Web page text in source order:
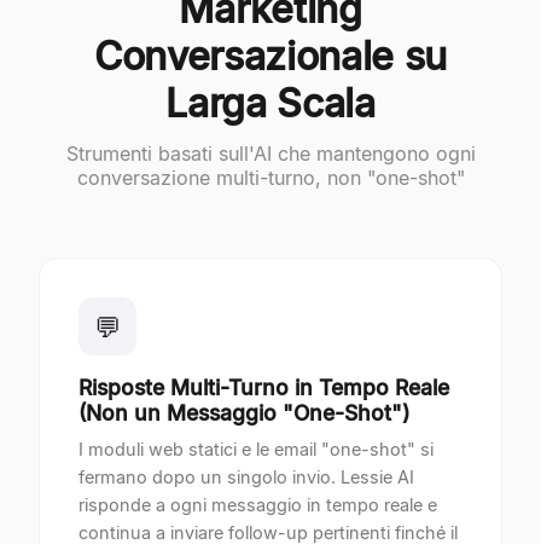
Conversazionale su
Larga Scala
Strumenti basati sull'AI che mantengono ogni
conversazione multi-turno, non "one-shot"
💬
Risposte Multi-Turno in Tempo Reale
(Non un Messaggio "One-Shot")
I moduli web statici e le email "one-shot" si
fermano dopo un singolo invio. Lessie AI
risponde a ogni messaggio in tempo reale e
continua a inviare follow-up pertinenti finché il